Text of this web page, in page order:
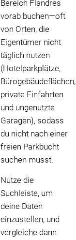
Bereich Flandres
vorab buchen—oft
von Orten, die
Eigentümer nicht
täglich nutzen
(Hotelparkplätze,
Bürogebäudeflächen,
private Einfahrten
und ungenutzte
Garagen), sodass
du nicht nach einer
freien Parkbucht
suchen musst.
Nutze die
Suchleiste, um
deine Daten
einzustellen, und
vergleiche dann